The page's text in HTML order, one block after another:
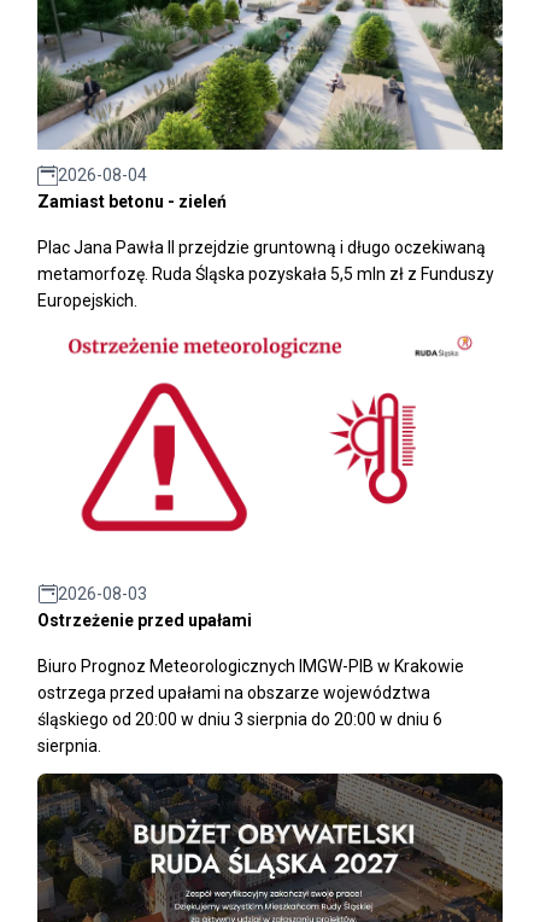
2026-08-04
Zamiast betonu - zieleń
Plac Jana Pawła II przejdzie gruntowną i długo oczekiwaną
metamorfozę. Ruda Śląska pozyskała 5,5 mln zł z Funduszy
Europejskich.
2026-08-03
Ostrzeżenie przed upałami
Biuro Prognoz Meteorologicznych IMGW-PIB w Krakowie
ostrzega przed upałami na obszarze województwa
śląskiego od 20:00 w dniu 3 sierpnia do 20:00 w dniu 6
sierpnia.